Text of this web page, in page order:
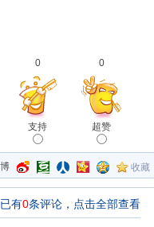
0
支持
0
超赞
收藏